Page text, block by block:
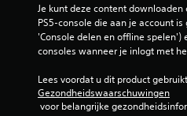
Je kunt deze content
PS5-console die aan je account
'Console delen en offline spelen')
consoles wanneer je inlogt met
Lees voordat u dit product
Gezondheidswaarschuwingen
voor belangrijke